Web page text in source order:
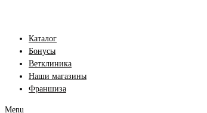
Каталог
Бонусы
Ветклиника
Наши магазины
Франшиза
Menu